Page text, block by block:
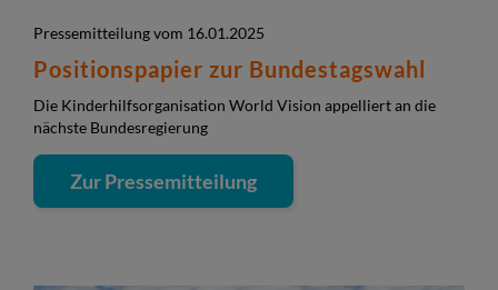
Pressemitteilung vom 16.01.2025
Positionspapier zur Bundestagswahl
Die Kinderhilfsorganisation World Vision appelliert an die
nächste Bundesregierung
Zur Pressemitteilung